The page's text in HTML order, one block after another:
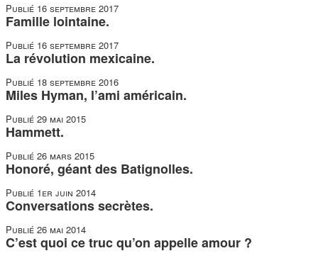
Publié 16 septembre 2017
Famille lointaine.
Publié 16 septembre 2017
La révolution mexicaine.
Publié 18 septembre 2016
Miles Hyman, l’ami américain.
Publié 29 mai 2015
Hammett.
Publié 26 mars 2015
Honoré, géant des Batignolles.
Publié 1er juin 2014
Conversations secrètes.
Publié 26 mai 2014
C’est quoi ce truc qu’on appelle amour ?